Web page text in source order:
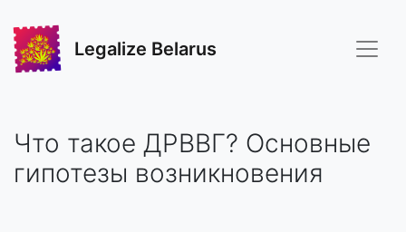
Legalize Belarus
Что такое ДРВВГ? Основные
гипотезы возникновения